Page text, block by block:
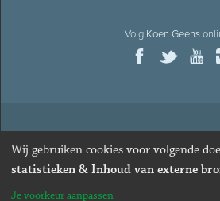
Volg Koen Geens
© 2026Oud-minister en ere-
· Alle rechten voorbehouden
Webdesign&website ontwikkelingdoor
Wij gebruiken cookies voor volgende
statistieken & Inhoud van externe
Je voorkeur aanpassen